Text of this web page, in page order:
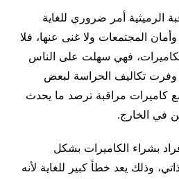
الرميثية أمر ضروري للغاية
المجتمعات ولا غنى عنها، فلا
فهي سهلت على الناس
وفرت تكاليف الحراسة لبعض
كاميرات مراقبة ترصد ما يحدث
في الخارج.
بشراء الكاميرات بشكل
وذلك يعد خطأ كبير للغاية لأنه